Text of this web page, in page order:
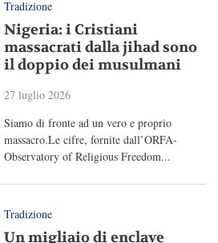
Tradizione
Nigeria: i Cristiani
massacrati dalla jihad sono
il doppio dei musulmani
27 luglio 2026
Siamo di fronte ad un vero e proprio
massacro.Le cifre, fornite dall’ORFA-
Observatory of Religious Freedom...
Tradizione
Un migliaio di enclave